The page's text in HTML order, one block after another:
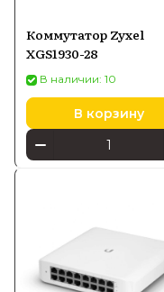
Коммутатор Zyxel
XGS1930-28
В наличии: 10
В корзину